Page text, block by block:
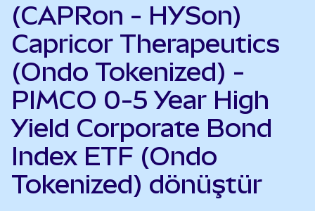
(CAPRon - HYSon)
Capricor Therapeutics
(Ondo Tokenized) -
PIMCO 0-5 Year High
Yield Corporate Bond
Index ETF (Ondo
Tokenized) dönüştür